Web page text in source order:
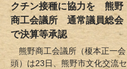
クチン接種に協力を 熊野
商工会議所 通常議員総会
で決算等承認
熊野商工会議所（榎本正一会
頭）は23日、熊野市文化交流セ